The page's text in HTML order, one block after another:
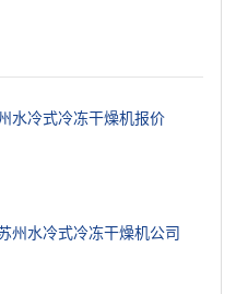
水冷式冷冻干燥机报价
州水冷式冷冻干燥机公司